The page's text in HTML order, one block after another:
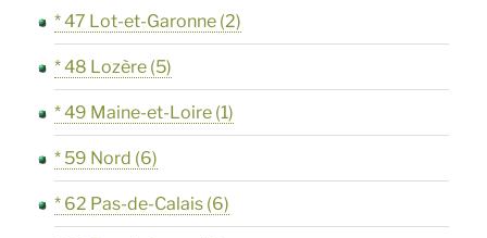
* 47 Lot-et-Garonne (2)
* 48 Lozère (5)
* 49 Maine-et-Loire (1)
* 59 Nord (6)
* 62 Pas-de-Calais (6)